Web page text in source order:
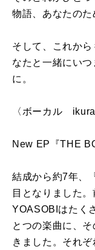
物語、あなたのた
そして、これか
なたと一緒にい
に。
〈ボーカル ikura
New EP『THE
結成から約7年、
目となりました
YOASOBIはたく
とつの楽曲に、
きました。それ